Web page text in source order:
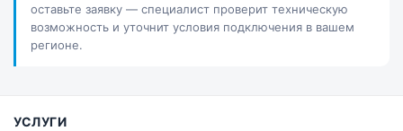
Петропавловск
оставьте заявку — специалист проверит техническую
возможность и уточнит условия подключения в вашем
регионе.
УСЛУГИ